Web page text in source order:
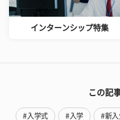
インターンシップ特集
この記
#入学式 #入学 #新入